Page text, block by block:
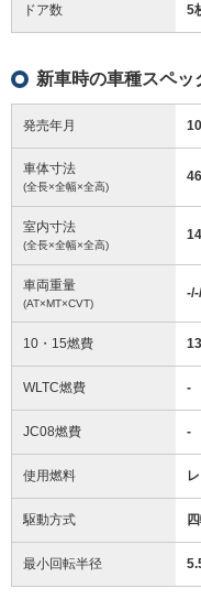
ドア数 5
新車時の車種スペッ
発売年月
車体寸法
(全長×全幅×全高)
室内寸法
(全長×全幅×全高)
車両重量
(AT×MT×CVT)
10・15燃費
WLTC燃費 -
JC08燃費 -
使用燃料
駆動方式
最小回転半径